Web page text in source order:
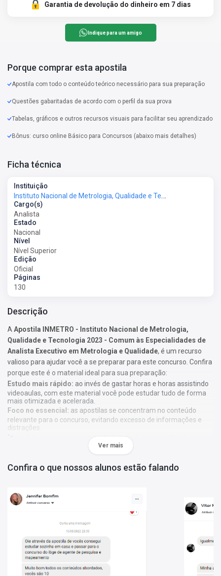
Garantia de devolução do dinheiro em 7 dias
Indique para um amigo
Porque comprar esta apostila
Apostila com todo o conteúdo teórico necessário para sua preparação
Questões gabaritadas de acordo com o perfil da sua prova
Tabelas, gráficos e outros recursos visuais para facilitar seu aprendizado
Bônus: curso online Básico para Concursos (abaixo mais detalhes)
Ficha técnica
Instituição
Instituto Nacional de Metrologia, Qualidade e Tecnologia - INMETRO
Cargo(s)
Analista
Estado
Nacional
Nível
Nível Superior
Edição
Oficial
Páginas
130
Descrição
A Apostila INMETRO - Instituto Nacional de Metrologia,
Qualidade e Tecnologia 2023 - Comum às Especialidades de
Analista Executivo em Metrologia e Qualidade, é um recurso
valioso para ajudar você a se preparar para este concurso. Confira
porque este é o material ideal para sua preparação:
Estudo mais rápido: ao invés de gastar horas e horas assistindo
videoaulas, com este material você pode estudar tudo de forma
mais otimizada e acelerada.
Foco no essencial: as apostilas se concentram no conteúdo
relevante para o concurso, evitando excesso de informações e
distrações.
Metodologia única:
diversos recursos de aprendizagem que irão acelerar seu
aprendizado, gráficos, tabelas e destaques do que é mais
importante e conteúdo direto ao ponto.
Analista Executivo em Metrologia e Qualidade
foi elaborada de
acordo com o edital 1/2023, por professores especializados em
cada matéria e com larga experiência em concursos.
O que você vai receber:
Apostila com todo o conteúdo teórico necessário para sua
preparação;
Questões gabaritadas de acordo com o perfil da sua prova;
Tabelas, gráficos e outros recursos visuais para facilitar seu
Ver mais
Confira o que nossos alunos estão falando